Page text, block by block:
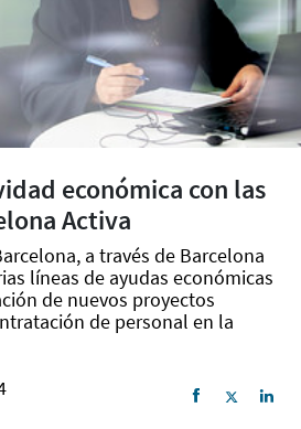
económica con las
Activa
a través de Barcelona
líneas de ayudas económicas
de nuevos proyectos
de personal en la